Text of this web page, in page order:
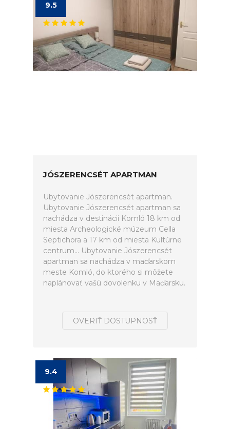
9.5
JÓSZERENCSÉT APARTMAN
Ubytovanie Jószerencsét apartman.
Ubytovanie Jószerencsét apartman sa
nachádza v destinácii Komló 18 km od
miesta Archeologické múzeum Cella
Septichora a 17 km od miesta Kultúrne
centrum... Ubytovanie Jószerencsét
apartman sa nachádza v maďarskom
meste Komló, do ktorého si môžete
naplánovať vašú dovolenku v Maďarsku.
OVERIŤ DOSTUPNOSŤ
9.4